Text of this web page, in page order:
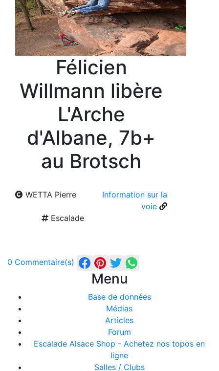
Félicien
Willmann libère
L'Arche
d'Albane, 7b+
au Brotsch
WETTA Pierre
Information sur la
voie
Escalade
0 Commentaire(s)
Menu
Base de données
Médias
Articles
Forum
Escalade Alsace Shop - Achetez nos topos en
ligne
Salles / Clubs